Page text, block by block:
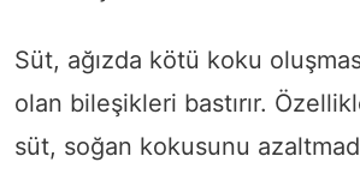
Süt, ağızda kötü koku
olan bileşikleri bastırır.
süt, soğan kokusunu